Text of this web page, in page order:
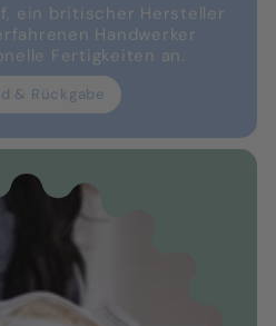
ein britischer Hersteller
Handwerker
Fertigkeiten an.
& Rückgabe